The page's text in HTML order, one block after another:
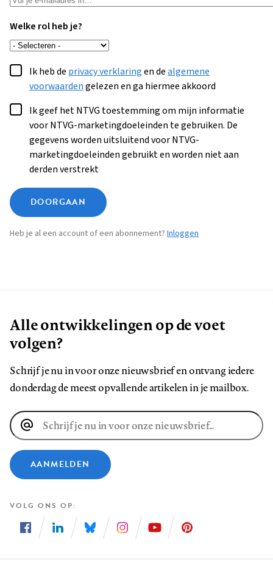
Welke rol heb je?
Ik heb de privacy verklaringen dealgemene
voorwaardengelezen en ga hiermee akkoord
Ik geef het NTVG toestemming om mijn informatie
voor NTVG-marketingdoeleinden te gebruiken. De
gegevens worden uitsluitend voor NTVG-
marketingdoeleinden gebruikt en worden niet aan
derden verstrekt
DOORGAAN
Heb je al een account of een abonnement? Inloggen
Alle ontwikkelingen op de voet
volgen?
Schrijf je nu in voor onze nieuwsbrief en ontvang iedere
donderdag de meest opvallende artikelen in je mailbox.
E-
mailadres
AANMELDEN
VOLG ONS OP
ons
ons
ons
ons
ons
ons